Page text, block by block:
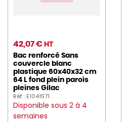
42,07 € HT
Bac renforcé Sans
couvercle blanc
plastique 60x40x32 cm
64 L fond plein parois
pleines Gilac
Réf : E1041571
Disponible sous 2 à 4
semaines